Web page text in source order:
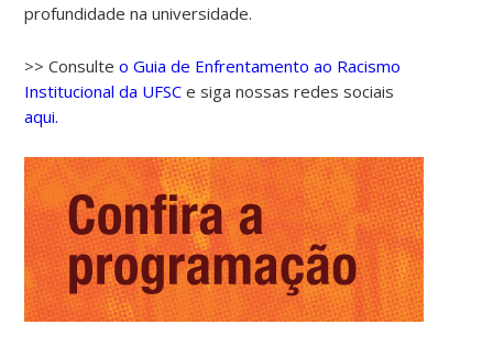
profundidade na universidade.
>> Consulteo Guia de Enfrentamento ao Racismo
Institucional da UFSC e siga nossas redes sociais
aqui.